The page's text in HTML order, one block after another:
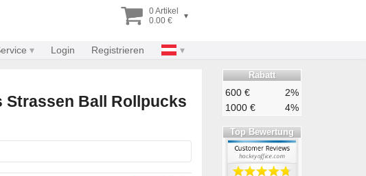
0 Artikel
0.00 €
▾
Login Registrieren
Strassen Ball Rollpucks
Rabatt
600 €
2%
1000 €
4%
Top Bewertung